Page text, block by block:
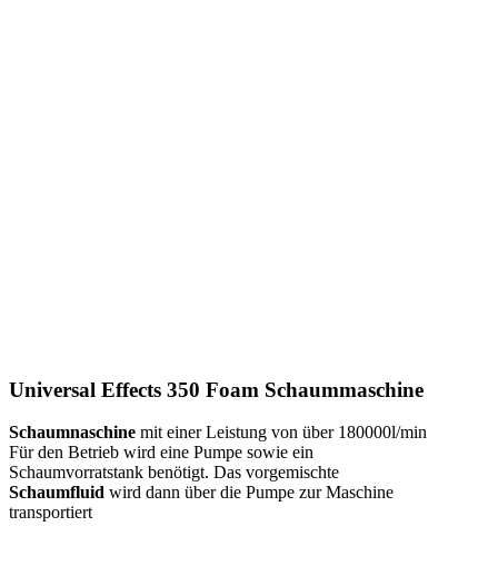
Universal Effects 350 Foam Schaummaschine
Schaumnaschine mit einer Leistung von über 180000l/min
Für den Betrieb wird eine Pumpe sowie ein
Schaumvorratstank benötigt. Das vorgemischte
Schaumfluid wird dann über die Pumpe zur Maschine
transportiert